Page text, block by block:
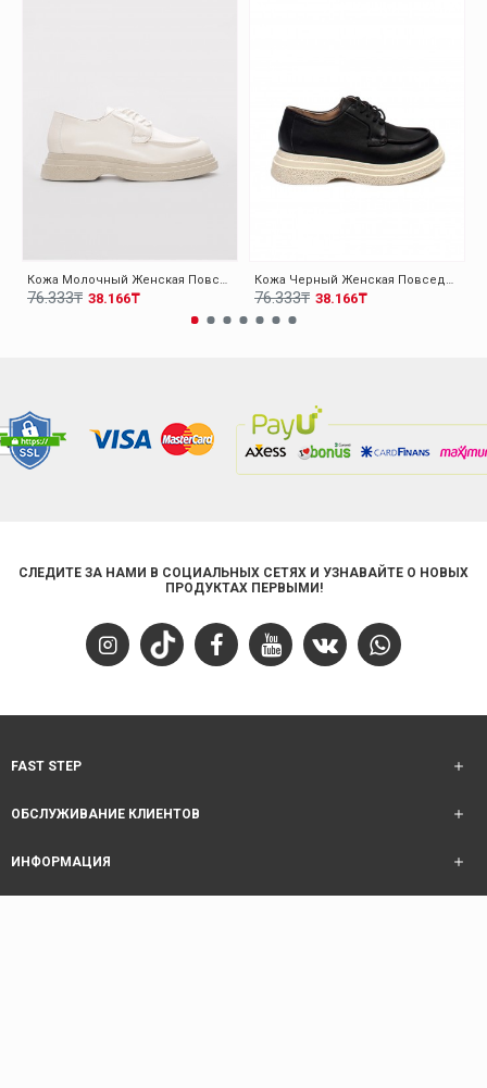
Кожа Молочный Женская Повседневная Обувь 009ZA0151
38.166₸
76.333₸
Кожа Черный Женская Повседневная Обувь 009ZA0151
38.166₸
76.333₸
СЛЕДИТЕ ЗА НАМИ В СОЦИАЛЬНЫХ СЕТЯХ И УЗНАВАЙТЕ О НОВЫХ
ПРОДУКТАХ ПЕРВЫМИ!
FAST STEP
ОБСЛУЖИВАНИЕ КЛИЕНТОВ
ИНФОРМАЦИЯ